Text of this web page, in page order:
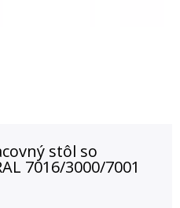
stôl so
7016/3000/7001